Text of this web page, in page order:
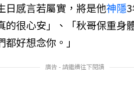
日感言若屬實，將是他神隱
的很心安」、「秋哥保重
好想念你。」
廣告 - 請繼續往下閱讀